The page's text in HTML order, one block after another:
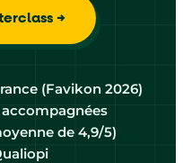
→
(Favikon 2026)
de 4,9/5)